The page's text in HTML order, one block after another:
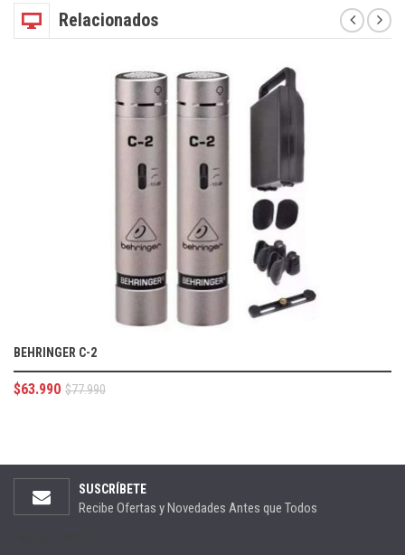
Relacionados
BEHRINGER C-2
$77.990
$63.990
SUSCRÍBETE
Recibe Ofertas y Novedades Antes que Todos